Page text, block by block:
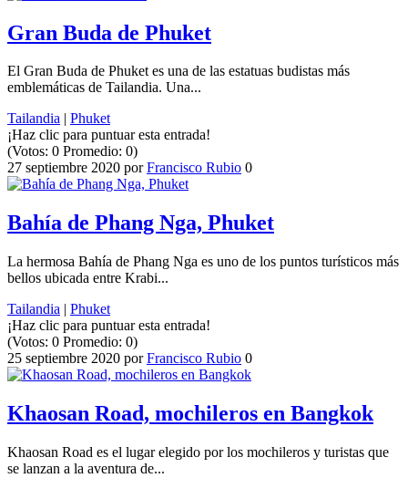
Gran Buda de Phuket
El Gran Buda de Phuket es una de las estatuas budistas más
emblemáticas de Tailandia. Una...
Tailandia | Phuket
¡Haz clic para puntuar esta entrada!
(Votos: 0 Promedio: 0)
27 septiembre 2020 porFrancisco Rubio 0
Bahía de Phang Nga, Phuket
La hermosa Bahía de Phang Nga es uno de los puntos turísticos más
bellos ubicada entre Krabi...
Tailandia | Phuket
¡Haz clic para puntuar esta entrada!
(Votos: 0 Promedio: 0)
25 septiembre 2020 porFrancisco Rubio 0
Khaosan Road, mochileros en Bangkok
Khaosan Road es el lugar elegido por los mochileros y turistas que
se lanzan a la aventura de...